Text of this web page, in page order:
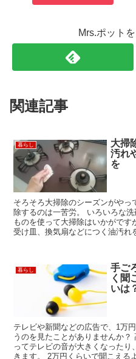
Mrs.ポット
関連記事
暮らし
大掃
汚れ
を
そろそろ大掃除のシーズンがや
除するのは一苦労。 いろいろな
ものを使って大掃除はいかがで
受け皿、換気扇などにつく油汚れ
暮らし
手ご
く聞
いは
テレビや新聞などの広告で、1万
うのを見たことがありませんか
ってテレビの音が大きくなった
きます。 2万円くらいで聞こえる